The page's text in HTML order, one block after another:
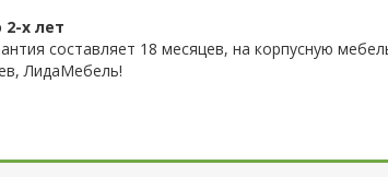
2-х лет
составляет 18 месяцев, на корпусную
ЛидаМебель!